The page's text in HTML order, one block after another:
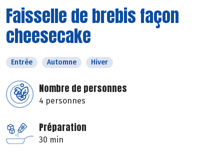
Faisselle de brebis façon
cheesecake
Entrée Automne Hiver
Nombre de personnes
4 personnes
Préparation
30 min